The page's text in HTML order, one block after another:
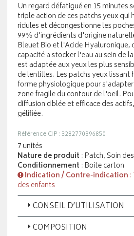
Un regard défatigué en 15 minutes
triple action de ces patchs yeux qui
ridules et décongestionne les
99% d'ingrédients d'origine
Bleuet Bio et l'Acide Hyaluronique,
capacité a stocker l'eau au sein de
est adaptée aux yeux les plus
de lentilles. Les patchs yeux
forme physiologique pour
zone fragile du contour de l'oeil.
diffusion ciblée et efficace des
gélifiée.
Référence CIP : 3282770396850
7 unités
Nature de produit : Patch, Soin
Conditionnement : Boite carton
Indication / Contre-indication :
des enfants
CONSEIL D’UTILISATION
COMPOSITION